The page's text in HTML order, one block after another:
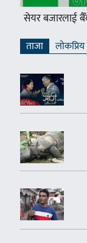
सेयर बजारलाई
ताजा लाेकप्रिय